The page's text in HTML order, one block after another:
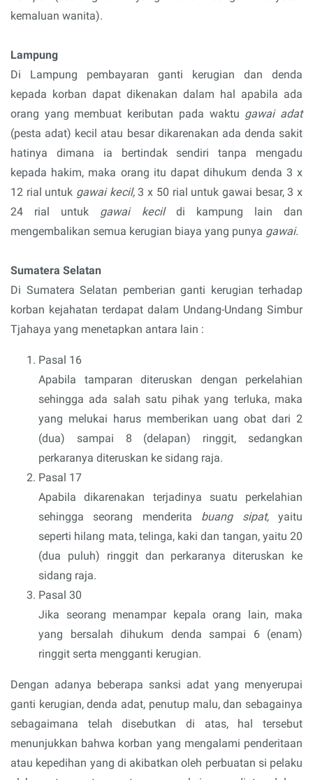
kemaluan wanita).
Lampung
Di Lampung pembayaran ganti kerugian dan denda
kepada korban dapat dikenakan dalam hal apabila ada
orang yang membuat keributan pada waktu gawai adat
(pesta adat) kecil atau besar dikarenakan ada denda sakit
hatinya dimana ia bertindak sendiri tanpa mengadu
kepada hakim, maka orang itu dapat dihukum denda 3 x
12 rial untuk gawai kecil,3 x 50 rial untuk gawai besar, 3 x
24 rial untuk gawai kecildi kampung lain dan
mengembalikan semua kerugian biaya yang punya gawai.
Sumatera Selatan
Di Sumatera Selatan pemberian ganti kerugian terhadap
korban kejahatan terdapat dalam Undang-Undang Simbur
Tjahaya yang menetapkan antara lain :
Pasal 16
Apabila tamparan diteruskan dengan perkelahian
sehingga ada salah satu pihak yang terluka, maka
yang melukai harus memberikan uang obat dari 2
(dua) sampai 8 (delapan) ringgit, sedangkan
perkaranya diteruskan ke sidang raja.
Pasal 17
Apabila dikarenakan terjadinya suatu perkelahian
sehingga seorang menderita buang sipat,yaitu
seperti hilang mata, telinga, kaki dan tangan, yaitu 20
(dua puluh) ringgit dan perkaranya diteruskan ke
sidang raja.
Pasal 30
Jika seorang menampar kepala orang lain, maka
yang bersalah dihukum denda sampai 6 (enam)
ringgit serta mengganti kerugian.
Dengan adanya beberapa sanksi adat yang menyerupai
ganti kerugian, denda adat, penutup malu, dan sebagainya
sebagaimana telah disebutkan di atas, hal tersebut
menunjukkan bahwa korban yang mengalami penderitaan
atau kepedihan yang di akibatkan oleh perbuatan si pelaku